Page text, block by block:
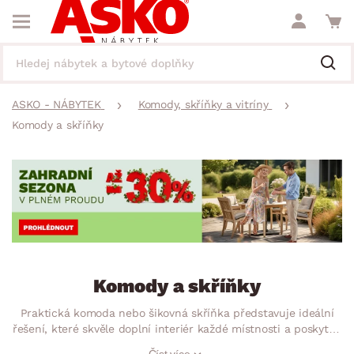
ASKO - NÁBYTEK
Komody, skříňky a vitríny
Komody a skříňky
Komody a skříňky
Praktická komoda nebo šikovná skříňka představuje ideální
řešení, které skvěle doplní interiér každé místnosti a poskytne